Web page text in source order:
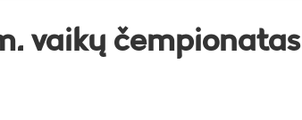
vaikų čempionatas